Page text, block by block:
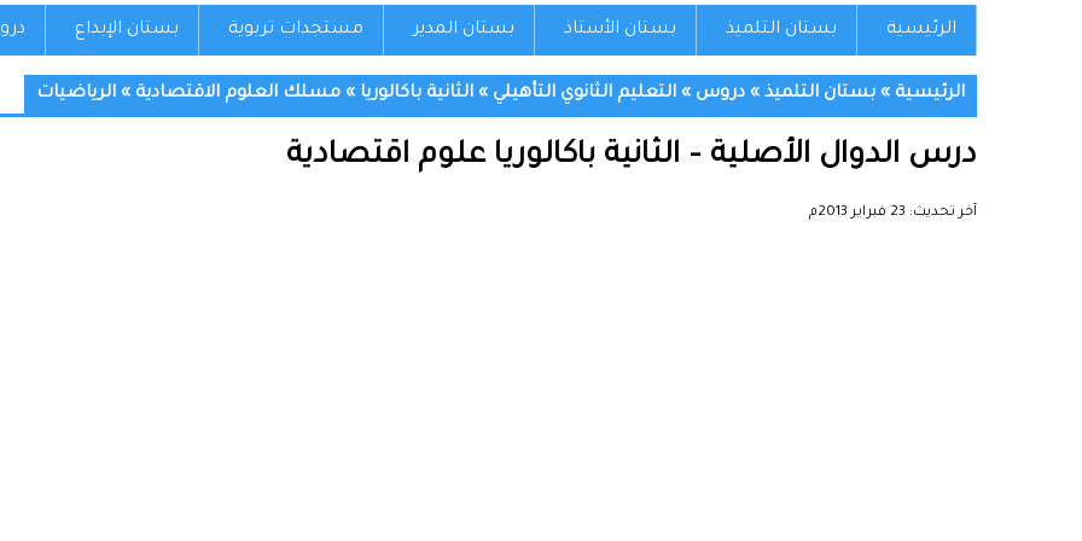
الرئيسية بستان التلميذ بستان الأستاذ بستان المدير مستجدات تربوية بستان الإبداع
الرئيسية » بستان التلميذ » دروس » التعليم الثانوي التأهيلي » الثانية باكالوريا » مسلك العلوم الاقتصادية » الرياضيات
درس الدوال الأصلية – الثانية باكالوريا علوم اقتصادية
آخر تحديث: 23 فبراير 2013م